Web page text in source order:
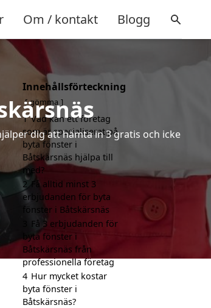
Om / kontakt Blogg
dig att hämta in 3 gratis och icke
Innehållsförteckning
gömma
1 Vad kan ett företag
som är specialiserat på
byta fönster i
Båtskärsnäs hjälpa till
med?
2 Få alltid minst 3
erbjudanden för byta
fönster i Båtskärsnäs
Få 3 erbjudanden för
byta fönster i
Båtskärsnäs från
professionella företag
4 Hur mycket kostar
byta fönster i
Båtskärsnäs?